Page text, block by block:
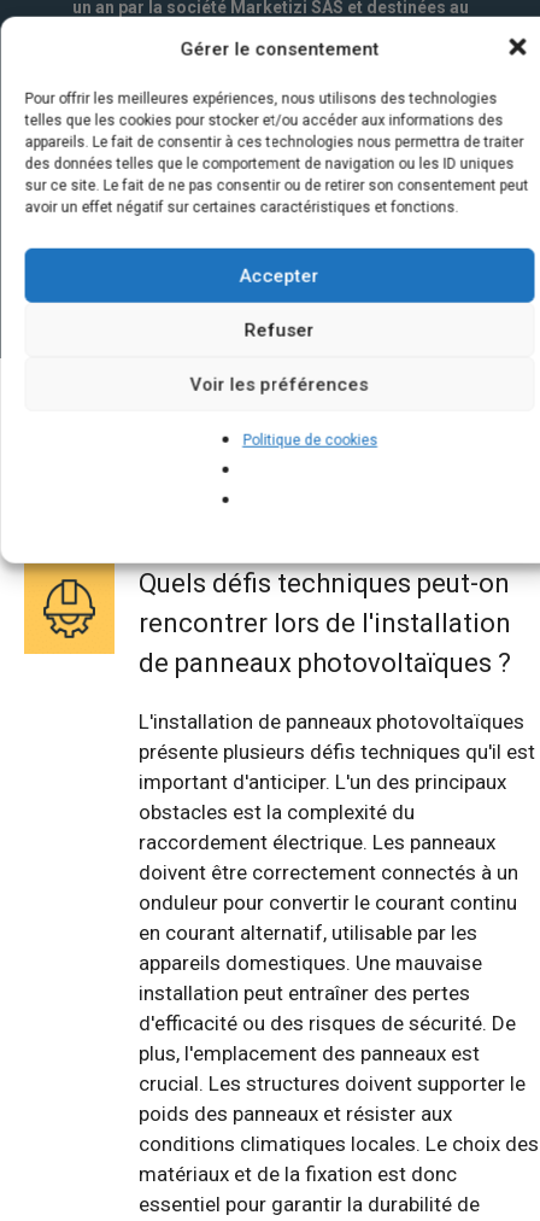
Gérer le consentement
Pour offrir les meilleures expériences, nous utilisons des technologies
telles que les cookies pour stocker et/ou accéder aux informations des
appareils. Le fait de consentir à ces technologies nous permettra de traiter
des données telles que le comportement de navigation ou les ID uniques
sur ce site. Le fait de ne pas consentir ou de retirer son consentement peut
avoir un effet négatif sur certaines caractéristiques et fonctions.
Accepter
Refuser
Voir les préférences
Politique de cookies
un an par la société Marketizi SAS et destinées au
Quelques infos sur nos centrales
solaires : questions et réponses
Quels défis techniques peut-on
rencontrer lors de l'installation
de panneaux photovoltaïques ?
L'installation de panneaux photovoltaïques
présente plusieurs défis techniques qu'il est
important d'anticiper. L'un des principaux
obstacles est la complexité du
raccordement électrique. Les panneaux
doivent être correctement connectés à un
onduleur pour convertir le courant continu
en courant alternatif, utilisable par les
appareils domestiques. Une mauvaise
installation peut entraîner des pertes
d'efficacité ou des risques de sécurité. De
plus, l'emplacement des panneaux est
crucial. Les structures doivent supporter le
poids des panneaux et résister aux
conditions climatiques locales. Le choix des
matériaux et de la fixation est donc
essentiel pour garantir la durabilité de